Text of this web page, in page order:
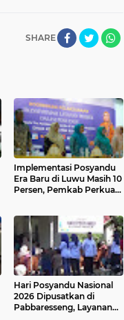
SHARE
Implementasi Posyandu
Era Baru di Luwu Masih 10
Persen, Pemkab Perkuat
Hari Posyandu Nasional
2026 Dipusatkan di
Pabbaresseng, Layanan